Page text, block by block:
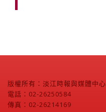
版權所有：淡江時報與媒體中心
電話：02-26250584
傳真：02-26214169